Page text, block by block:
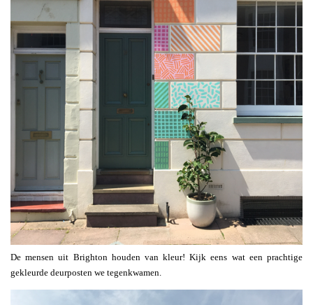
De mensen uit Brighton houden van kleur! Kijk eens wat een prachtige
gekleurde deurposten we tegenkwamen.